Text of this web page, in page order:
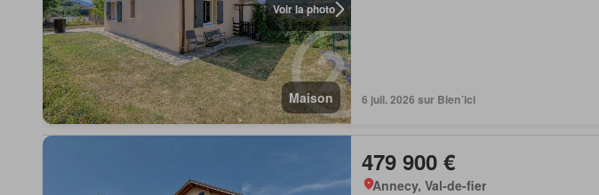
Voir la photo
Maison 6 juil. 2026 sur Bien´ici
479 900 €
Annecy, Val-de-fier